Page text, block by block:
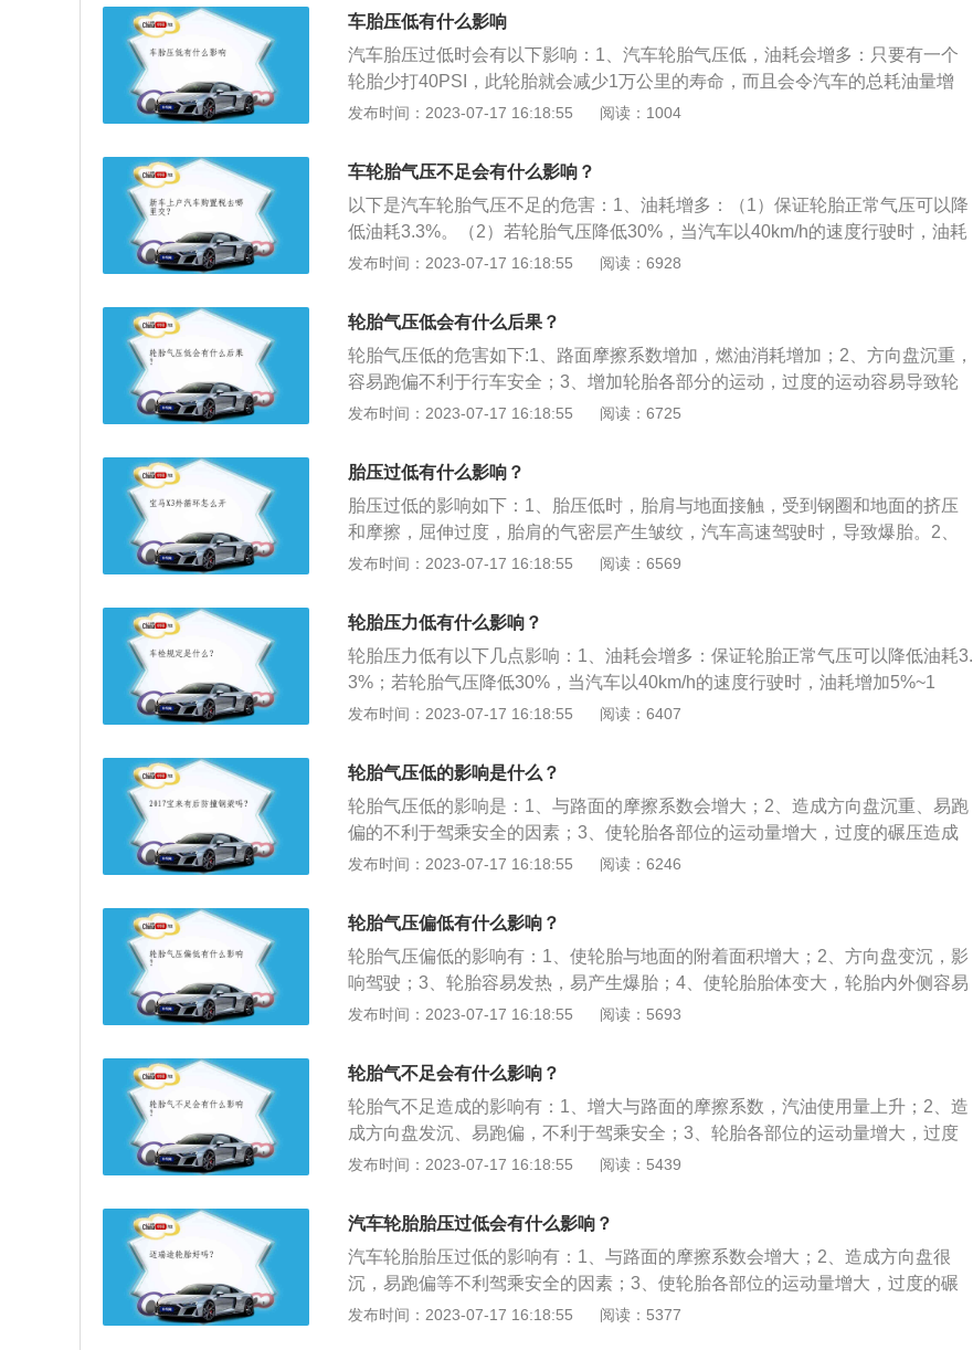
大的影响，在不平路面行驶时会产生严重的抖动，不能很好地缓和来自地面的冲
击，不能衰减冲击产生的振动，影响乘坐的舒适性；5、制动功能会减弱。过低
的胎压让轮胎更容易发生形变，从而使滚动阻力大幅增加。在低胎压状态下全力
积更大了，但其实由于胎肩的关系，胎面真正与地面的接触并不是非常紧密，这
低。当低胎压轮胎的外观是扁平的。同时，车身将向轮胎气压不足的一侧倾斜。
然而，部分比较轻微的胎压较低，肉眼是比较难以发现，最好的方法是通过车辆
上的胎压监测系统进行判断。正常车辆的胎压应保持在2.4到2.5。如果是夏天，
可以使用2.4的胎压值来防止爆胎。同时，车主在驾驶时，可以感觉到车辆转弯时
别）造成轮胎气压低的原因一般可以分为三类：1、气温造成的热膨胀和冷收
缩。这种情况下，可以等待气温正常之后，再查看；2、轮胎漏气。这种情况
下，可以考虑补胎或更换轮胎；3、轮胎边缘与轮毂没有安装到位，导致轮胎密
封不良。这种情况下，需要到专业的4S店，寻找专业人士来进行检测与维修。
胎压不足时，这意味着你的轮胎会遭受更多的磨耗，不利于轮胎的使用寿命。从
轮胎的磨损来看，如果胎压过高，则中心部分磨损较重，反之，边缘重，不管过
高或者过低，都会影响轮胎寿命；3、汽车轮胎气压低，爆胎随时发生气压低的
轮胎在行驶后导致的胎温升高是诱发爆胎的主要原因。当轮胎气压不足，胎侧在
行驶中的变形相对更多，从而产生过多的热量导致胎体分离而爆胎；4、汽车轮
着力减小，平坦路面倒是没什么大的影响，在不平路面行驶时会产生严重的抖
动，不能很好的缓和来自地面的冲击，不能衰减冲击产生的振动，影响乘坐的舒
适性；5、汽车轮胎气压低，制动功能会减弱。过低的胎压让轮胎更容易发生形
的胎肩甚至是胎壁接触地面，此时看似轮胎接地的面积更大了，但其实由于胎肩
变差的原因。轮胎气压偏低的原因是：1、气门嘴漏气；2、轮胎密封性能降低；
3、车辆长期装载超重物品；4、轮胎受力不均。轮胎气压偏低的解决办法是：
1、检测轮胎漏气原因，补胎或更换；2、更换轮毂，改变驾驶习惯，尽量使轮胎
受力均匀。3、尽量减轻车载重量。4、调整车辆重心使轮胎受力均匀。
车胎压低有什么影响
汽车胎压过低时会有以下影响：1、汽车轮胎气压低，油耗会增多：只要有一个
轮胎少打40PSI，此轮胎就会减少1万公里的寿命，而且会令汽车的总耗油量增
驾。2、汽车轮胎气压低，轮胎磨耗会加剧：当车轮胎胎压不足时，这意味着轮
高，则中心部分磨损较重，反之，边缘重，不管过高或者过低，都会影响轮胎寿
命。3、汽车轮胎气压低，爆胎发生几率增大：气压低的轮胎在行驶后导致的胎
温升高是诱发爆胎的主要原因。当轮胎气压不足，胎侧在行驶中的变形相对更
多，从而产生过多的热量导致胎体分离而爆胎。4、汽车轮胎气压低，车辆会异
常颠簸：轮胎气压不足或轮胎漏气时，汽车在行驶时轮胎的附着力减小，平坦路
来自地面的冲击，不能衰减冲击产生的振动，影响乘坐的舒适性。5、汽车轮胎
气压低，制动功能会减弱：过低的胎压让轮胎更容易发生形变，从而使滚动阻力
大幅增加。在低胎压状态下全力刹车时轮胎的形变会让两侧的胎肩甚至是胎壁接
地面的接触并不是非常紧密，这就是低胎压时汽车制动功能变差的原因。车辆一
胶，可以在行驶前添加胎胶。如果因为胎压低不能开车，可以在车辆后方设置警
示标志，打开双闪警示灯，然后更换备胎，或者拨打救援电话。如果继续行驶，
胎压过低，会导致轮胎侧面被轮毂挤压而损坏。
发布时间：2023-07-17 16:18:55 阅读：1004
车轮胎气压不足会有什么影响？
以下是汽车轮胎气压不足的危害：1、油耗增多：（1）保证轮胎正常气压可以降
低油耗3.3%。（2）若轮胎气压降低30%，当汽车以40km/h的速度行驶时，油耗
增加5%~10%。只要有一个轮胎少打40PSI，此轮胎就会减少1万公里的寿命，而
这意味着你的轮胎会遭受更多的磨耗，不利于轮胎的使用寿命。（2）从轮胎的
磨损来看，如果胎压过高，则中心部分磨损较重，反之，边缘重，不管过高或者
过低，都会影响轮胎寿命。3、爆胎随时发生：（1）气压低的轮胎在行驶后导致
的胎温升高是诱发爆胎的主要原因。（2）当轮胎气压不足，胎侧在行驶中的变
形相对更多，从而产生过多的热量导致胎体分离而爆胎。4、车辆异常颠簸：轮
会产生严重的抖动，不能很好地缓和来自地面的冲击，不能衰减冲击产生的振
动，影响乘坐的舒适性。5、制动功能减弱：过低的胎压让轮胎更容易发生形
变，从而使滚动阻力大幅增加。
发布时间：2023-07-17 16:18:55 阅读：6928
轮胎气压低会有什么后果？
轮胎气压低的危害如下:1、路面摩擦系数增加，燃油消耗增加；2、方向盘沉重，
容易跑偏不利于行车安全；3、增加轮胎各部分的运动，过度的运动容易导致轮
胎异常发热；4、降低帘线和橡胶的性能，帘线断裂和轮辋之间的脱层或过度摩
高，轮胎变软强度下降，可能导致轮胎爆裂；6、胎压过低会增加胎体的变形，
造成轮胎侧面裂纹，产生挠曲运动，导致过热、橡胶老化、加速胎肩磨损，缩短
轮胎的使用寿命。
发布时间：2023-07-17 16:18:55 阅读：6725
胎压过低有什么影响？
胎压过低的影响如下：1、胎压低时，胎肩与地面接触，受到钢圈和地面的挤压
和摩擦，屈伸过度，胎肩的气密层产生皱纹，汽车高速驾驶时，导致爆胎。2、
与路面的摩擦系数会增大，油耗会上升。3、胎压过低会使得胎体变形增大，胎
劳，帘线折断。4、使得汽车方向盘变沉、易跑偏、操控性变差和胎噪声变大
等。
发布时间：2023-07-17 16:18:55 阅读：6569
轮胎压力低有什么影响？
轮胎压力低有以下几点影响：1、油耗会增多：保证轮胎正常气压可以降低油耗3.
3%；若轮胎气压降低30%，当汽车以40km/h的速度行驶时，油耗增加5%~1
0%；只要有一个轮胎少打40PSI，此轮胎就会减少1万公里的寿命，而且会令汽
胎寿命。3、车辆会异常颠簸：轮胎气压不足或轮胎漏气时，汽车在行驶时轮胎
的附着力减小，在不平路面行驶时会产生严重的抖动，不能很好的缓和来自地面
的冲击，不能衰减冲击产生的振动，影响乘坐的舒适性。
发布时间：2023-07-17 16:18:55 阅读：6407
轮胎气压低的影响是什么？
轮胎气压低的影响是：1、与路面的摩擦系数会增大；2、造成方向盘沉重、易跑
偏的不利于驾乘安全的因素；3、使轮胎各部位的运动量增大，过度的碾压造成
轮胎的异常发热，危及行车安全。轮胎气压过高的影响是：1、轮胎的摩擦力、
低；3、加速轮胎胎面中央的花纹局部磨损，轮胎寿命下降；4、车身的震动变
大，间接会影响到其他零部件的寿命。
发布时间：2023-07-17 16:18:55 阅读：6246
轮胎气压偏低有什么影响？
轮胎气压偏低的影响有：1、使轮胎与地面的附着面积增大；2、方向盘变沉，影
响驾驶；3、轮胎容易发热，易产生爆胎；4、使轮胎胎体变大，轮胎内外侧容易
出现裂缝；5、加速橡胶老化，加快轮胎磨损。轮胎气压偏低的原因是：1、气门
均。轮胎气压偏低的解决办法是：1、检测轮胎漏气原因，补胎或更换；2、更换
轮毂，改变驾驶习惯，尽量使轮胎受力均匀。
发布时间：2023-07-17 16:18:55 阅读：5693
轮胎气不足会有什么影响？
轮胎气不足造成的影响有：1、增大与路面的摩擦系数，汽油使用量上升；2、造
成方向盘发沉、易跑偏，不利于驾乘安全；3、轮胎各部位的运动量增大，过度
的碾压造成轮胎异常发热；4、降低帘线以及橡胶的功能；5、轮胎与地面的摩擦
大，胎侧容易出现裂口，促使橡胶老化加速胎肩磨损。汽车轮胎的作用是：1、
防止汽车零部件受到剧烈震动和早期损坏，适应车辆的高速性能并降低行驶时的
噪音；2、支持车辆的全部重量，承受汽车的负荷，并传递其他方向的力和力矩
等。
发布时间：2023-07-17 16:18:55 阅读：5439
汽车轮胎胎压过低会有什么影响？
汽车轮胎胎压过低的影响有：1、与路面的摩擦系数会增大；2、造成方向盘很
沉，易跑偏等不利驾乘安全的因素；3、使轮胎各部位的运动量增大，过度的碾
压造成轮胎的异常发热；4、使帘线以及橡胶的功能降低，引发脱层或者帘线折
发布时间：2023-07-17 16:18:55 阅读：5377